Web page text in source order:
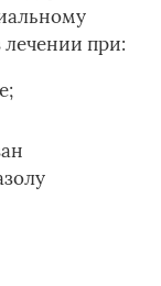
лечении при: